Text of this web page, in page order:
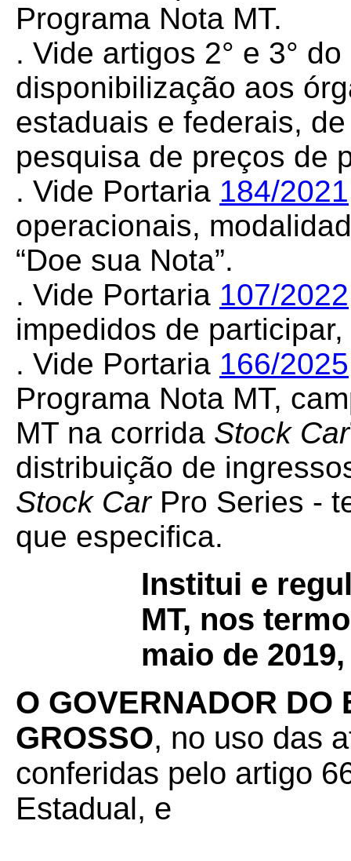
Programa Nota MT.
. Vide artigos 2° e 3°
disponibilização aos
estaduais e federais,
pesquisa de preços de
. Vide Portaria 184/2021
operacionais,
“Doe sua Nota”.
. Vide Portaria 107/2022
impedidos de
. Vide Portaria 166/2025
Programa Nota MT,
MT na corrida Stock Car
distribuição de
Stock Car Pro Series -
que especifica.
Institui e
MT, nos
maio de
O GOVERNADOR DO
GROSSO, no uso das
conferidas pelo artigo
Estadual, e